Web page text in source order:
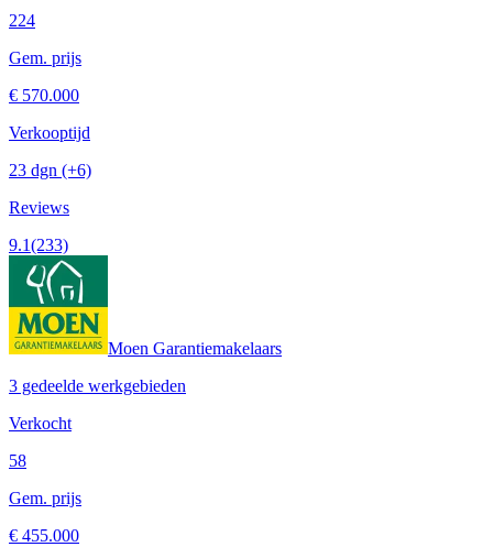
224
Gem. prijs
€ 570.000
Verkooptijd
23 dgn (+6)
Reviews
9.1(233)
Moen Garantiemakelaars
3 gedeelde werkgebieden
Verkocht
58
Gem. prijs
€ 455.000